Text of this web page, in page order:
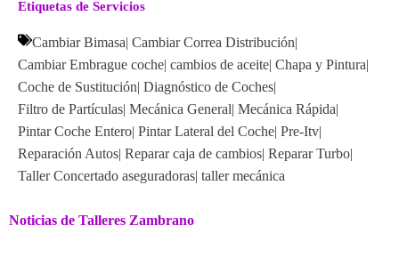
Etiquetas de Servicios
Cambiar Bimasa| Cambiar Correa Distribución|
Cambiar Embrague coche| cambios de aceite| Chapa y Pintura|
Coche de Sustitución| Diagnóstico de Coches|
Filtro de Partículas| Mecánica General| Mecánica Rápida|
Pintar Coche Entero| Pintar Lateral del Coche| Pre-Itv|
Reparación Autos| Reparar caja de cambios| Reparar Turbo|
Taller Concertado aseguradoras| taller mecánica
Noticias de Talleres Zambrano